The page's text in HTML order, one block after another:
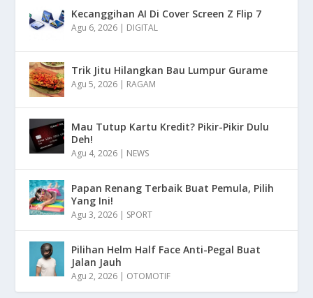
Kecanggihan AI Di Cover Screen Z Flip 7
Agu 6, 2026 | DIGITAL
Trik Jitu Hilangkan Bau Lumpur Gurame
Agu 5, 2026 | RAGAM
Mau Tutup Kartu Kredit? Pikir-Pikir Dulu
Deh!
Agu 4, 2026 | NEWS
Papan Renang Terbaik Buat Pemula, Pilih
Yang Ini!
Agu 3, 2026 | SPORT
Pilihan Helm Half Face Anti-Pegal Buat
Jalan Jauh
Agu 2, 2026 | OTOMOTIF